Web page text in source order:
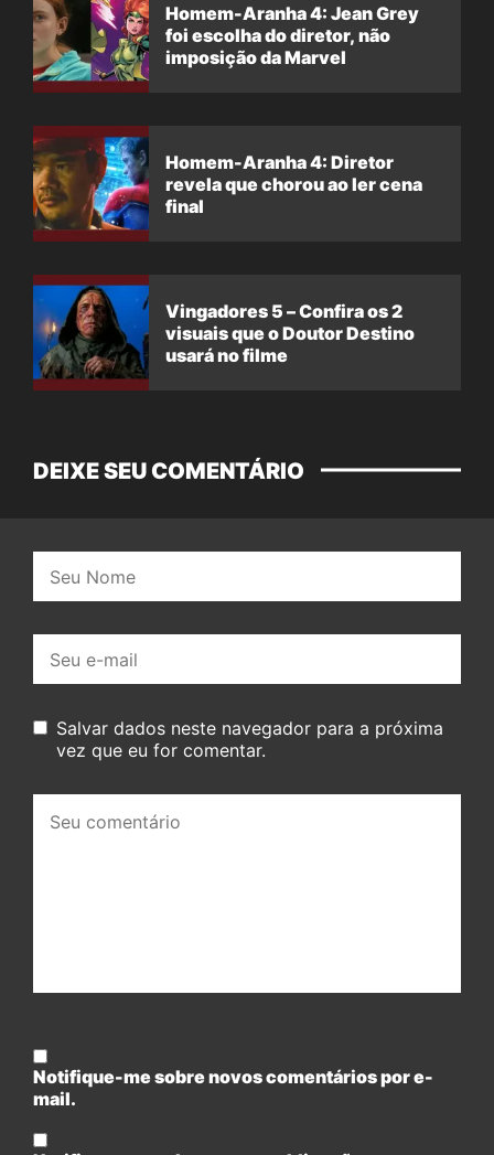
Homem-Aranha 4: Jean Grey
foi escolha do diretor, não
imposição da Marvel
Homem-Aranha 4: Diretor
revela que chorou ao ler cena
final
Vingadores 5 – Confira os 2
visuais que o Doutor Destino
usará no filme
DEIXE SEU COMENTÁRIO
mail:
Salvar dados neste navegador para a próxima
vez que eu for comentar.
comentário:
Notifique-me sobre novos comentários por e-
mail.